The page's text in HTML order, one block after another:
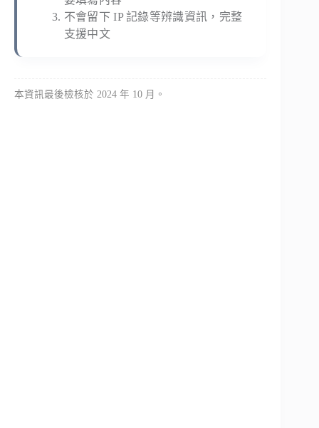
不會留下 IP 記錄等辨識資訊，完整
支援中文
本資訊最後檢核於 2024 年 10 月。